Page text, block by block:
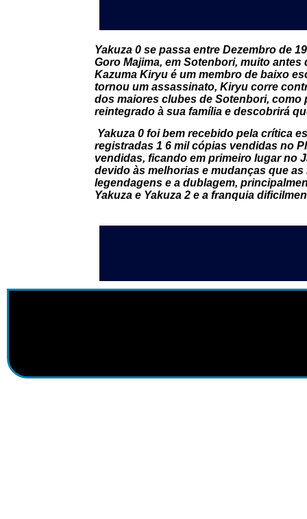
Yakuza 0 se passa entre Dezembro de
Goro Majima, em Sotenbori, muito
Kazuma Kiryu é um membro de baixo
tornou um assassinato, Kiryu corre
dos maiores clubes de Sotenbori,
reintegrado à sua família e descobrirá
Yakuza 0 foi bem recebido pela crítica
registradas 1 6 mil cópias vendidas no
vendidas, ficando em primeiro lugar no
devido às melhorias e mudanças que
legendagens e a dublagem,
Yakuza e Yakuza 2 e a franquia